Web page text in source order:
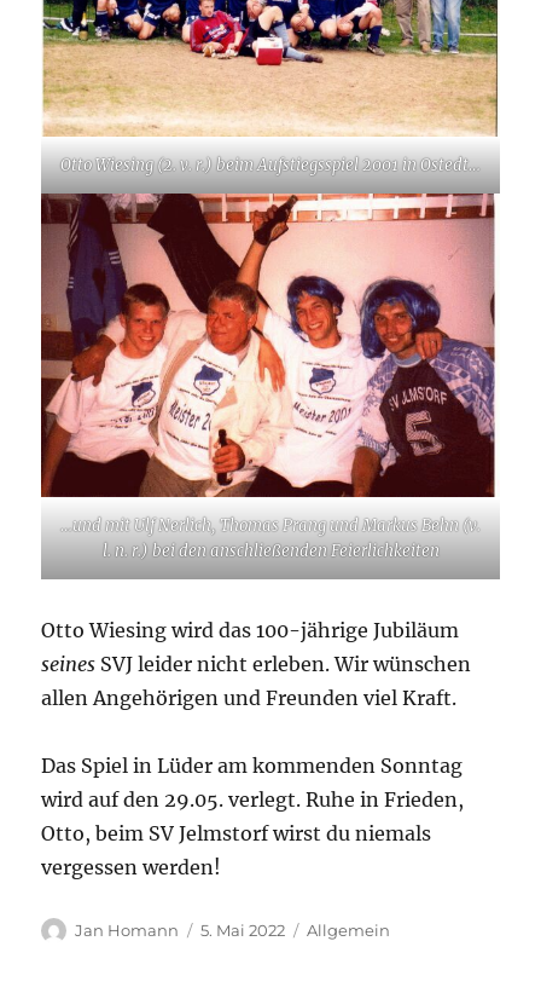
Otto Wiesing (2. v. r.) beim Aufstiegsspiel 2001 in Ostedt…
…und mit Ulf Nerlich, Thomas Prang und Markus Behn (v.
l. n. r.) bei den anschließenden Feierlichkeiten
Otto Wiesing wird das 100-jährige Jubiläum
seines SVJ leider nicht erleben. Wir wünschen
allen Angehörigen und Freunden viel Kraft.
Das Spiel in Lüder am kommenden Sonntag
wird auf den 29.05. verlegt. Ruhe in Frieden,
Otto, beim SV Jelmstorf wirst du niemals
vergessen werden!
Autor
Jan Homann
Veröffentlicht
5. Mai 2022 Kategorien
Allgemein